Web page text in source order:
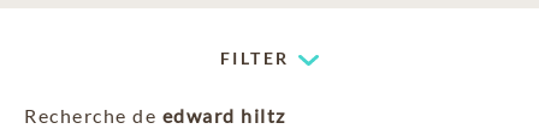
FILTER
Recherche de edward hiltz